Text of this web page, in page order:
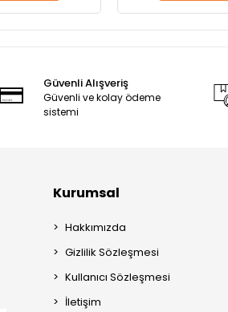
Güvenli Alışveriş
Güvenli ve kolay ödeme
sistemi
Kurumsal
Hakkımızda
Gizlilik Sözleşmesi
Kullanıcı Sözleşmesi
İletişim